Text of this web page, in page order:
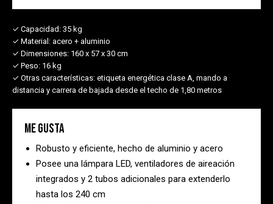
✓ Capacidad: 35 kg
✓ Material: acero + aluminio
✓ Dimensiones: 160 x 57 x 30 cm
✓ Peso: 16 kg
✓ Otras características: etiqueta energética clase A, mando a
distancia y carrera de bajada desde el techo de 1,80 metros
Me gusta
Robusto y eficiente, hecho de aluminio y acero
Posee una lámpara LED, ventiladores de aireación
integrados y 2 tubos adicionales para extenderlo
hasta los 240 cm